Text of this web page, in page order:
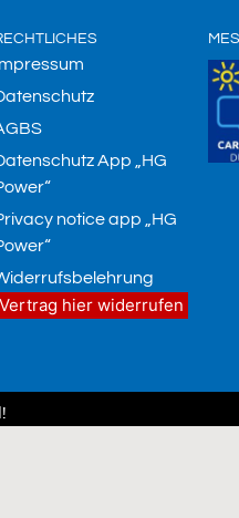
App „HG
notice app „HG
Vertrag hier widerrufen